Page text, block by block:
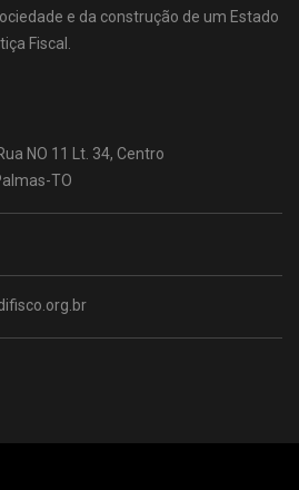
e da construção de um Estado
Fiscal.
NO 11 Lt. 34, Centro
TO